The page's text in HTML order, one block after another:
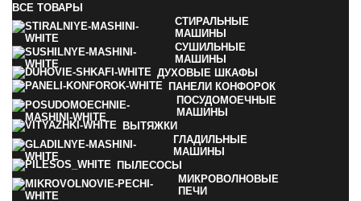
ВСЕ ТОВАРЫ
СТИРАЛЬНЫЕ
МАШИНЫ
СУШИЛЬНЫЕ
МАШИНЫ
ДУХОВЫЕ ШКАФЫ
ПАНЕЛИ КОНФОРОК
ПОСУДОМОЕЧНЫЕ
МАШИНЫ
ВЫТЯЖКИ
ГЛАДИЛЬНЫЕ
МАШИНЫ
ПЫЛЕСОСЫ
МИКРОВОЛНОВЫЕ
ПЕЧИ